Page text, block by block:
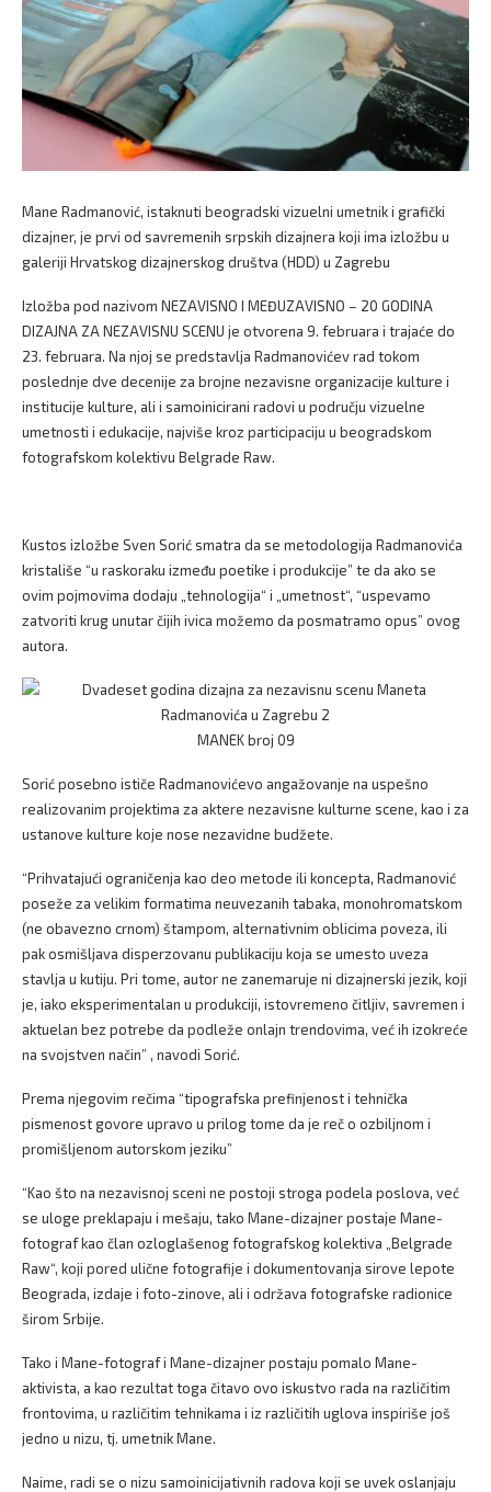
Mane Radmanović, istaknuti beogradski vizuelni umetnik i grafički
dizajner, je prvi od savremenih srpskih dizajnera koji ima izložbu u
galeriji Hrvatskog dizajnerskog društva (HDD) u Zagrebu
Izložba pod nazivom NEZAVISNO I MEĐUZAVISNO – 20 GODINA
DIZAJNA ZA NEZAVISNU SCENU je otvorena 9. februara i trajaće do
23. februara. Na njoj se predstavlja Radmanovićev rad tokom
poslednje dve decenije za brojne nezavisne organizacije kulture i
institucije kulture, ali i samoinicirani radovi u području vizuelne
umetnosti i edukacije, najviše kroz participaciju u beogradskom
fotografskom kolektivu Belgrade Raw.
Kustos izložbe Sven Sorić smatra da se metodologija Radmanovića
kristališe “u raskoraku između poetike i produkcije” te da ako se
ovim pojmovima dodaju „tehnologija“ i „umetnost“, “uspevamo
zatvoriti krug unutar čijih ivica možemo da posmatramo opus” ovog
autora.
MANEK broj 09
Sorić posebno ističe Radmanovićevo angažovanje na uspešno
realizovanim projektima za aktere nezavisne kulturne scene, kao i za
ustanove kulture koje nose nezavidne budžete.
“Prihvatajući ograničenja kao deo metode ili koncepta, Radmanović
poseže za velikim formatima neuvezanih tabaka, monohromatskom
(ne obavezno crnom) štampom, alternativnim oblicima poveza, ili
pak osmišljava disperzovanu publikaciju koja se umesto uveza
stavlja u kutiju. Pri tome, autor ne zanemaruje ni dizajnerski jezik, koji
je, iako eksperimentalan u produkciji, istovremeno čitljiv, savremen i
aktuelan bez potrebe da podleže onlajn trendovima, već ih izokreće
na svojstven način” , navodi Sorić.
Prema njegovim rečima “tipografska prefinjenost i tehnička
pismenost govore upravo u prilog tome da je reč o ozbiljnom i
promišljenom autorskom jeziku”
“Kao što na nezavisnoj sceni ne postoji stroga podela poslova, već
se uloge preklapaju i mešaju, tako Mane-dizajner postaje Mane-
fotograf kao član ozloglašenog fotografskog kolektiva „Belgrade
Raw“, koji pored ulične fotografije i dokumentovanja sirove lepote
Beograda, izdaje i foto-zinove, ali i održava fotografske radionice
širom Srbije.
Tako i Mane-fotograf i Mane-dizajner postaju pomalo Mane-
aktivista, a kao rezultat toga čitavo ovo iskustvo rada na različitim
frontovima, u različitim tehnikama i iz različitih uglova inspiriše još
jedno u nizu, tj. umetnik Mane.
Naime, radi se o nizu samoinicijativnih radova koji se uvek oslanjaju